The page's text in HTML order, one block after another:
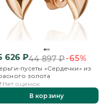
626₽44 897₽-65%
пусеты «Сердечки» из
золота
Нет оценок
В корзину